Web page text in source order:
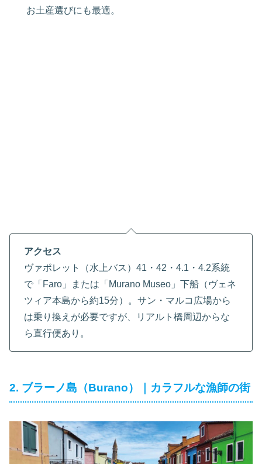
お土産選びにも最適。
アクセス
ヴァポレット（水上バス）41・42・4.1・4.2系統
で「Faro」または「Murano Museo」下船（ヴェネ
ツィア本島から約15分）。サン・マルコ広場から
は乗り換えが必要ですが、リアルト橋周辺からな
ら直行便あり。
2. ブラーノ島（Burano）｜カラフルな漁師の街